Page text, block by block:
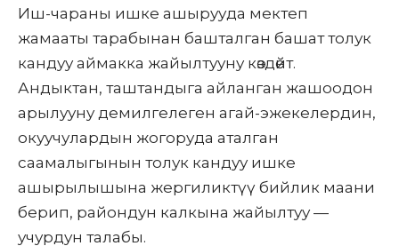
Иш-чараны ишке ашырууда мектеп
жамааты тарабынан башталган башат толук
кандуу аймакка жайылтууну көздөйт.
Андыктан, таштандыга айланган жашоодон
арылууну демилгелеген агай-эжекелердин,
окуучулардын жогоруда аталган
саамалыгынын толук кандуу ишке
ашырылышына жергиликтүү бийлик маани
берип, райондун калкына жайылтуу —
учурдун талабы.